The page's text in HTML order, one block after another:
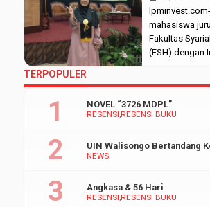
disaksikan
mahasiswa
youtube DEMA
“Sebenarnya
maka panitia
memberikan […]
mahasiswa
Fakultas
(FSH) dengan
periode
Rabu,(20/11/
Bahkan saya
TERPOPULER
RESENSI RESENSI BUKU
NOVEL “3726 MDPL”
NEWS
UIN Walisongo Bertandang
RESENSI RESENSI BUKU
Angkasa & 56 Hari